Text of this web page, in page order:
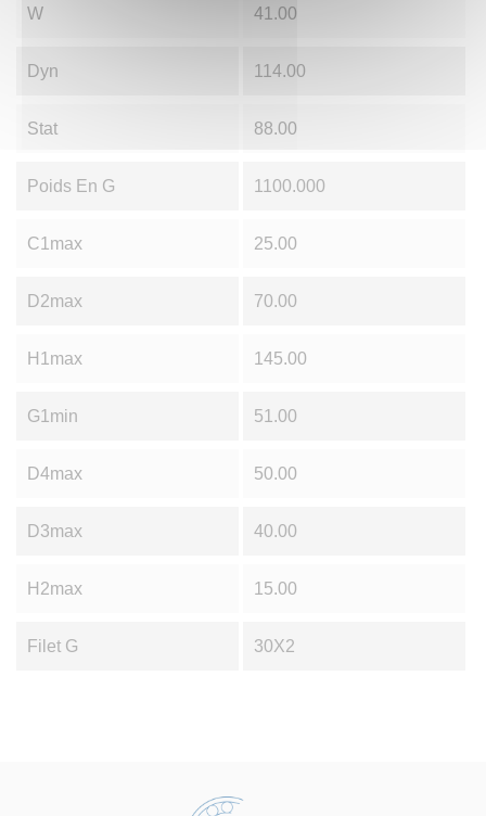
W 41.00
Dyn 114.00
Stat 88.00
Poids En G 1100.000
C1max 25.00
D2max 70.00
H1max 145.00
G1min 51.00
D4max 50.00
D3max 40.00
H2max 15.00
Filet G 30X2